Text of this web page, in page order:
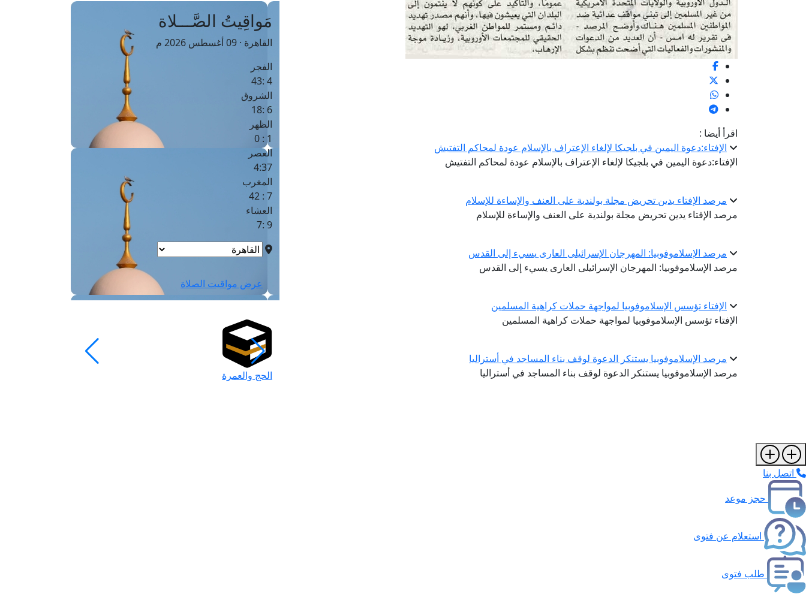
اقرأ أيضا :
الإفتاء:دعوة اليمين في بلجيكا لإلغاء الإعتراف بالإسلام عودة لمحاكم التفتيش
الإفتاء:دعوة اليمين في بلجيكا لإلغاء الإعتراف بالإسلام عودة لمحاكم التفتيش
مرصد الإفتاء يدين تحريض مجلة بولندية على العنف والإساءة للإسلام
مرصد الإفتاء يدين تحريض مجلة بولندية على العنف والإساءة للإسلام
مرصد الإسلاموفوبيا: المهرجان الإسرائيلى العارى يسيء إلى القدس
مرصد الإسلاموفوبيا: المهرجان الإسرائيلى العارى يسيء إلى القدس
الإفتاء تؤسس الإسلاموفوبيا لمواجهة حملات كراهية المسلمين
الإفتاء تؤسس الإسلاموفوبيا لمواجهة حملات كراهية المسلمين
مرصد الإسلاموفوبيا يستنكر الدعوة لوقف بناء المساجد في أستراليا
مرصد الإسلاموفوبيا يستنكر الدعوة لوقف بناء المساجد في أستراليا
مَواقِيتُ الصَّـــلاة
القاهرة · 09 أغسطس 2026 م
الفجر
4 :43
الشروق
6 :18
الظهر
1 : 0
العصر
4:37
المغرب
7 : 42
العشاء
9 :7
عرض مواقيت الصلاة
الحج والعمرة
اتصل بنا
حجز موعد
استعلام عن فتوى
طلب فتوى